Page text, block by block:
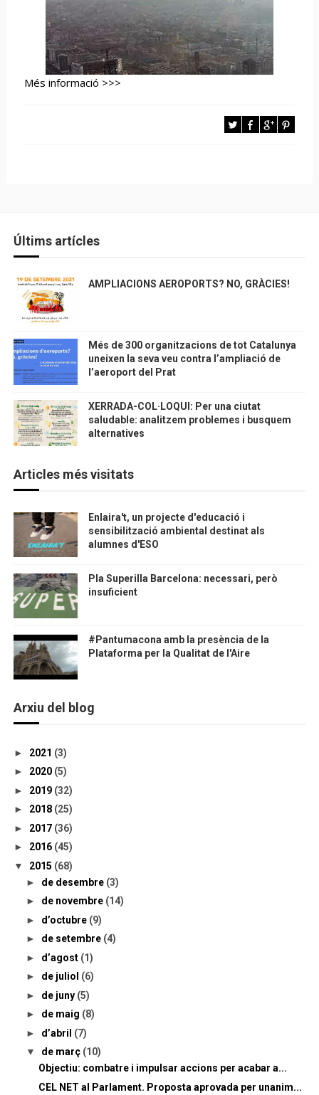
Més informació >>>
Últims artícles
AMPLIACIONS AEROPORTS? NO, GRÀCIES!
Més de 300 organitzacions de tot Catalunya
uneixen la seva veu contra l’ampliació de
l’aeroport del Prat
XERRADA-COL·LOQUI: Per una ciutat
saludable: analitzem problemes i busquem
alternatives
Articles més visitats
Enlaira't, un projecte d'educació i
sensibilització ambiental destinat als
alumnes d'ESO
Pla Superilla Barcelona: necessari, però
insuficient
#Pantumacona amb la presència de la
Plataforma per la Qualitat de l'Aire
Arxiu del blog
► 2021 (3)
► 2020 (5)
► 2019 (32)
► 2018 (25)
► 2017 (36)
► 2016 (45)
▼ 2015 (68)
► de desembre (3)
► de novembre (14)
► d’octubre (9)
► de setembre (4)
► d’agost (1)
► de juliol (6)
► de juny (5)
► de maig (8)
► d’abril (7)
▼ de març (10)
Objectiu: combatre i impulsar accions per acabar a...
CEL NET al Parlament. Proposta aprovada per unanim...